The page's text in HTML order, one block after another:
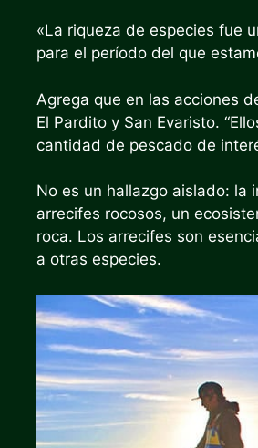
«La riqueza de especies fue
para el período del que
Agrega que en las acciones
El Pardito y San Evaristo.
cantidad de pescado de
No es un hallazgo aislado: la
arrecifes rocosos, un
roca. Los arrecifes son
a otras especies.